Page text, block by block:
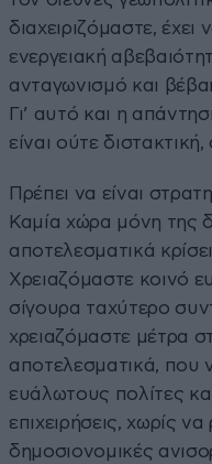
διαχειριζόμαστε,
ενεργειακή
ανταγωνισμό και
Γι’ αυτό και η
είναι ούτε
Πρέπει να είναι
Καμία χώρα μόνη της
αποτελεσματικά
Χρειαζόμαστε κοινό
σίγουρα ταχύτερο
χρειαζόμαστε μέτρα
αποτελεσματικά, που
ευάλωτους πολίτες
επιχειρήσεις, χωρίς
δημοσιονομικές